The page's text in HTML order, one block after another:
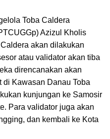
Toba Caldera
Azizul Kholis
akan dilakukan
atau validator akan tiba
direncanakan akan
Kawasan Danau Toba
kunjungan ke Samosir
Para validator juga akan
dan kembali ke Kota